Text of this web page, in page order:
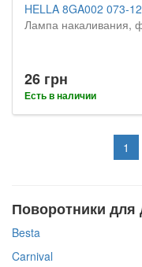
HELLA 8GA002 073-
Лампа накаливания,
26 грн
Есть в наличии
1
Поворотники для
Besta
Carnival